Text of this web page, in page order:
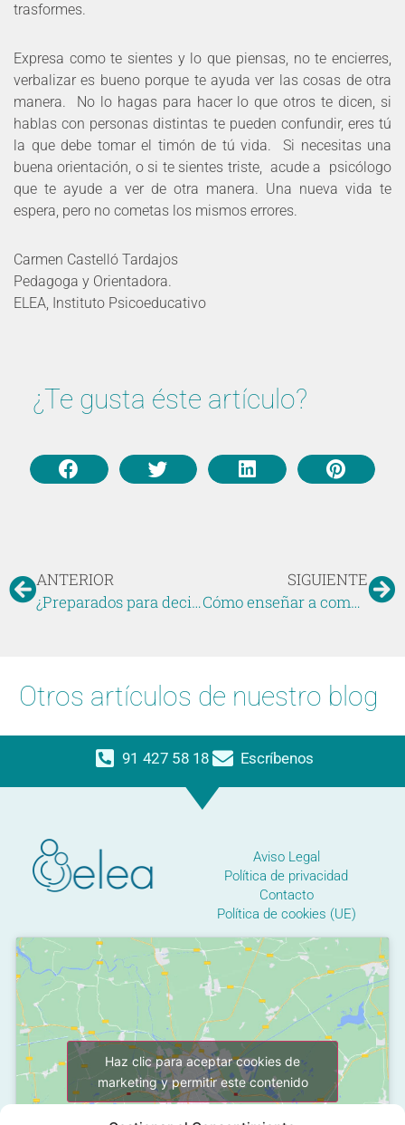
trasformes.
Expresa como te sientes y lo que piensas, no te encierres,
verbalizar es bueno porque te ayuda ver las cosas de otra
manera. No lo hagas para hacer lo que otros te dicen, si
hablas con personas distintas te pueden confundir, eres tú
la que debe tomar el timón de tú vida. Si necesitas una
buena orientación, o si te sientes triste, acude a psicólogo
que te ayude a ver de otra manera. Una nueva vida te
espera, pero no cometas los mismos errores.
Carmen Castelló Tardajos
Pedagoga y Orientadora.
ELEA, Instituto Psicoeducativo
¿Te gusta éste artículo?
ANTERIOR
¿Preparados para decir adiós al chupete?
SIGUIENTE
Cómo enseñar a comer a un niño sin hambre, ¿Qué hacer cuando un niño no come?
Otros artículos de nuestro blog
91 427 58 18 Escríbenos
Aviso Legal
Política de privacidad
Contacto
Política de cookies (UE)
Haz clic para aceptar cookies de
marketing y permitir este contenido